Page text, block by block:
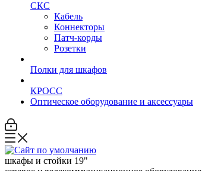
СКС
Кабель
Коннекторы
Патч-корды
Розетки
Полки для шкафов
КРОСС
Оптическое оборудование и аксессуары
шкафы и стойки 19"